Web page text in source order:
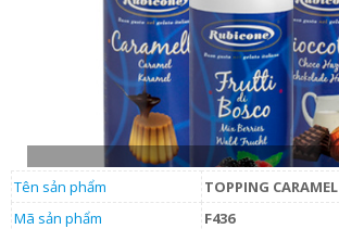
Tên sản phẩm
TOPPING CARAMEL
Mã sản phẩm
F436